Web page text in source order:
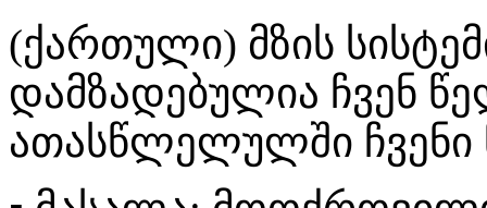
(ქართული) მზის
დამზადებულია ჩვენ
ათასწლელულში ჩვენი